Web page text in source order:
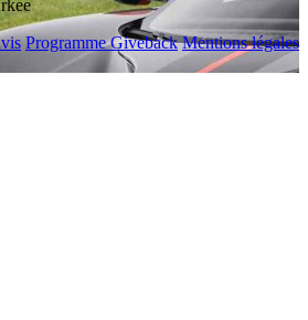
Programme Giveback Mentions légales